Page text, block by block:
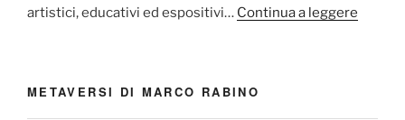
artistici, educativi ed espositivi… Continua a leggere
METAVERSI DI MARCO RABINO